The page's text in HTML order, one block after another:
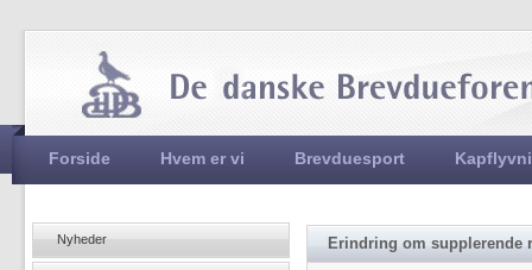
Hovedmenu
Forside Hvem er vi Brevduesport
Erindring om supplerende
Nyheder